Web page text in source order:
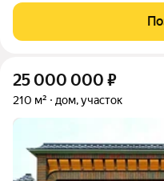
логистику, не жертвуя при
Инфраструктура: - Детская
25 000 000 ₽
210 м² дом, участок